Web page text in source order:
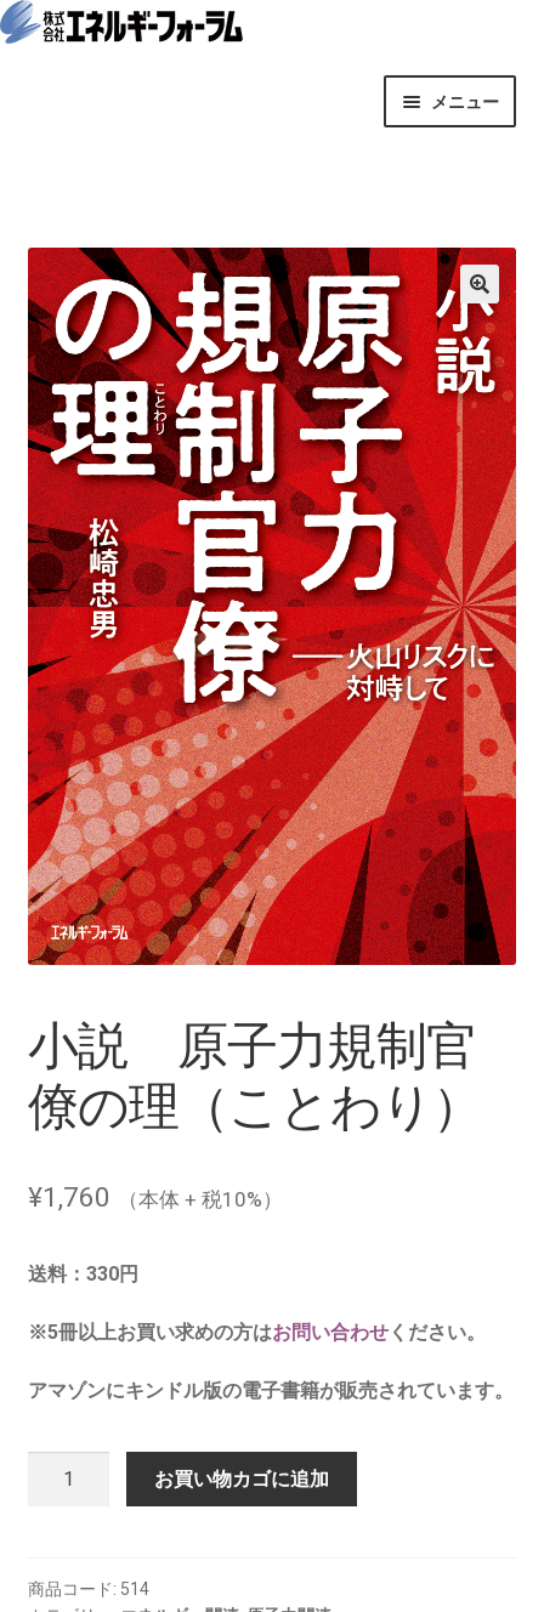
ン
へ
ス
キ
ッ
プ
ス
キ
ッ
プ
メニュー
ニ
ュ
ー
を
展
開
ブ
メ
ニ
ュ
ー
を
展
開
セミナー＆イベント
定期購読
月刊エネルギーフォーラム単月
オンライン会員
書籍
セミナー & イベント
小説 原子力規制官
僚の理（ことわり）
¥1,760 （本体 + 税10%）
送料：330円
※5冊以上お買い求めの方はお問い合わせください。
アマゾンにキンドル版の電子書籍が販売されています。
力
お買い物カゴに追加
商品コード: 514